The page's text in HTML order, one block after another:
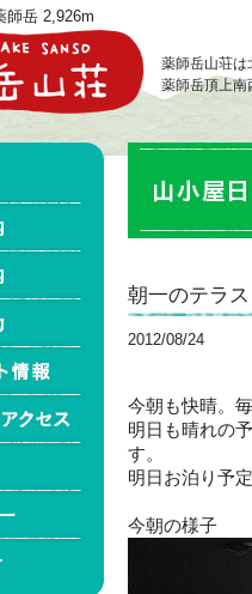
師岳 2,926m
薬師岳山荘は
薬師岳頂上南
朝一のテラス
2012/08/24
今朝も快晴。
明日も晴れの
す。
明日お泊り予
今朝の様子